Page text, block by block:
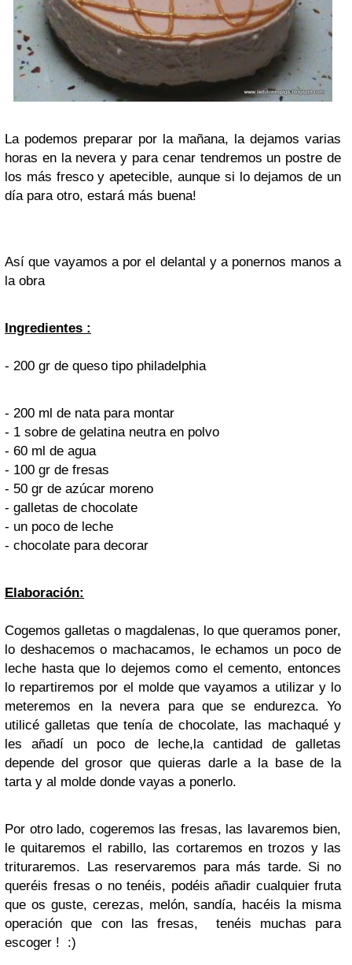
La podemos preparar por la mañana, la dejamos varias
horas en la nevera y para cenar tendremos un postre de
los más fresco y apetecible, aunque si lo dejamos de un
día para otro, estará más buena!
Así que vayamos a por el delantal y a ponernos manos a
la obra
Ingredientes :
- 200 gr de queso tipo philadelphia
- 200 ml de nata para montar
- 1 sobre de gelatina neutra en polvo
- 60 ml de agua
- 100 gr de fresas
- 50 gr de azúcar moreno
- galletas de chocolate
- un poco de leche
- chocolate para decorar
Elaboración:
Cogemos galletas o magdalenas, lo que queramos poner,
lo deshacemos o machacamos, le echamos un poco de
leche hasta que lo dejemos como el cemento, entonces
lo repartiremos por el molde que vayamos a utilizar y lo
meteremos en la nevera para que se endurezca. Yo
utilicé galletas que tenía de chocolate, las machaqué y
les añadí un poco de leche,la cantidad de galletas
depende del grosor que quieras darle a la base de la
tarta y al molde donde vayas a ponerlo.
Por otro lado, cogeremos las fresas, las lavaremos bien,
le quitaremos el rabillo, las cortaremos en trozos y las
trituraremos. Las reservaremos para más tarde. Si no
queréis fresas o no tenéis, podéis añadir cualquier fruta
que os guste, cerezas, melón, sandía, hacéis la misma
operación que con las fresas, tenéis muchas para
escoger ! :)